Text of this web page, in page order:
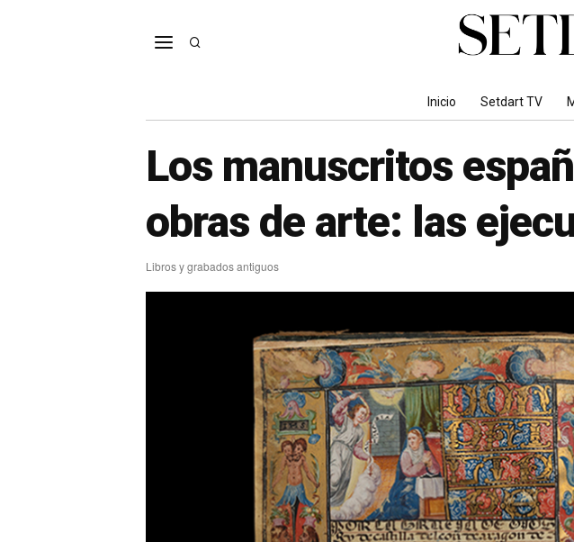
Inicio Setdart TV
Los manuscritos
obras de arte: las
Libros y grabados antiguos